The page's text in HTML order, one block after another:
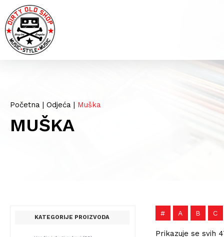
Početna | Odjeća | Muška
MUŠKA
KATEGORIJE PROIZVODA
# A B C
Prikazuje se svih